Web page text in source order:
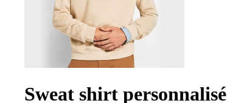
Sweat shirt personnalisé